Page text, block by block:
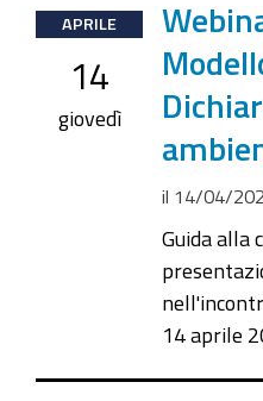
2022-
04-
14T09:30:00+02:00
2022-
APRILE
14
giovedì
il 14/04/
Guida alla
14 aprile